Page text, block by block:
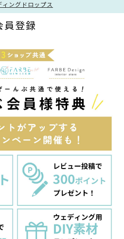
ィングドロップス
員登録